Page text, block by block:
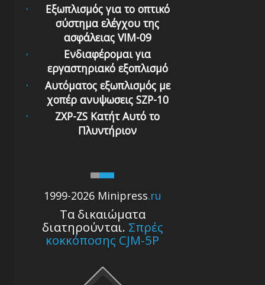
1999-2026 Minipress.ru
Τα δικαιώματα
διατηρούνται. Σπρές
κοκκόποσης CJM-5P
Εξωπλισμός για το οπτικό
σύστημα ελέγχου της
ασφάλειας VIM-09
Ενδιαφέρομαι για
εργαστηριακό εξοπλισμό
Αυτόματος εξωπλισμός με
χοπέρ ανυψωσεις SZP-10
ZXP-ZS Κατήτ Αυτό το
Πλυντήριον